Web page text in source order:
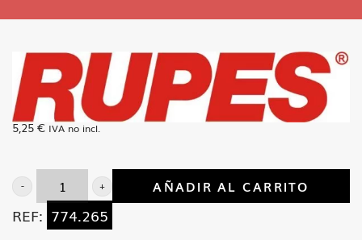
5,25 € IVA no incl.
Conector+condensador
LE
AÑADIR AL CARRITO
REF: 774.265